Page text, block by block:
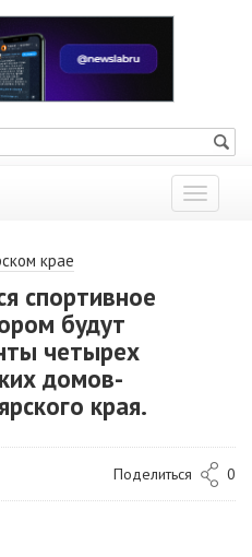
Показать
меню
крае
спортивное
будут
четырех
домов-
края.
Поделиться 0